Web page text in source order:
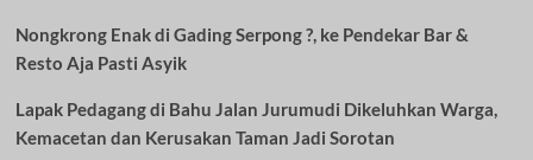
Nongkrong Enak di Gading Serpong ?, ke Pendekar Bar &
Resto Aja Pasti Asyik
Lapak Pedagang di Bahu Jalan Jurumudi Dikeluhkan Warga,
Kemacetan dan Kerusakan Taman Jadi Sorotan